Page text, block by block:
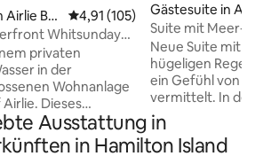
Airlie Be
Durchschnittliche Bewertung:
4,91 (105)
Whitsunday
privaten
in der
Wohnanlage
Dieses
wurde für
Entspannung
einen
Gästesuite in
Suite mit Meer-
Neue Suite mit
hügeligen
ein Gefühl von
vermittelt. In der
und Geschäfte
abgelegen
entspannendes
Ausstattung in
in Hamilton Island